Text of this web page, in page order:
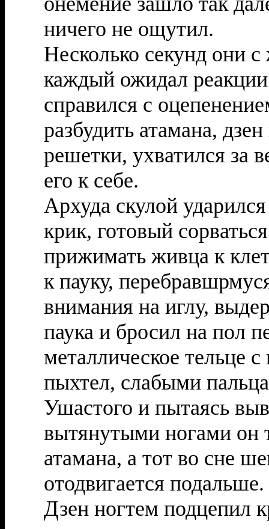
ничего не ощутил.
Несколько секунд они
каждый ожидал
справился с
разбудить атамана,
решетки, ухватился за
его к себе.
Архуда скулой
крик, готовый
прижимать живца к
к пауку,
внимания на иглу,
паука и бросил на пол
металлическое тельце
пыхтел, слабыми
Ушастого и пытаясь
вытянутыми ногами он
атамана, а тот во сне
отодвигается подальше.
Дзен ногтем подцепил